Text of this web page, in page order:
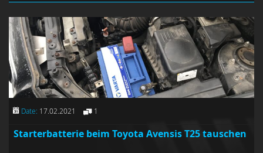
Date: 17.02.2021 1
Starterbatterie beim Toyota Avensis T25 tauschen